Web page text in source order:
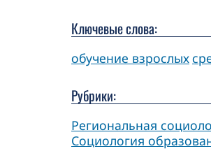
Ключевые слова:
обучение взрослых
Рубрики:
Региональная
Социология